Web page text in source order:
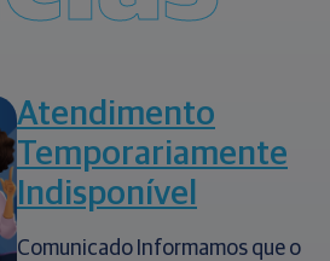
Atendimento
Temporariamente
Indisponível
Comunicado Informamos que o